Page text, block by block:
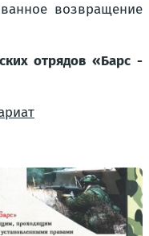
возвращение
отрядов «Барс -